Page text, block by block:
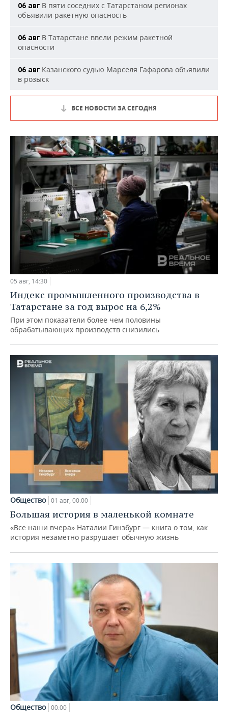
06 авг В пяти соседних с Татарстаном регионах
объявили ракетную опасность
06 авг В Татарстане ввели режим ракетной
опасности
06 авг Казанского судью Марселя Гафарова объявили
в розыск
ВСЕ НОВОСТИ ЗА СЕГОДНЯ
05 авг, 14:30
Индекс промышленного производства в
Татарстане за год вырос на 6,2%
При этом показатели более чем половины
обрабатывающих производств снизились
Общество 01 авг, 00:00
Большая история в маленькой комнате
«Все наши вчера» Наталии Гинзбург — книга о том, как
история незаметно разрушает обычную жизнь
Общество 00:00